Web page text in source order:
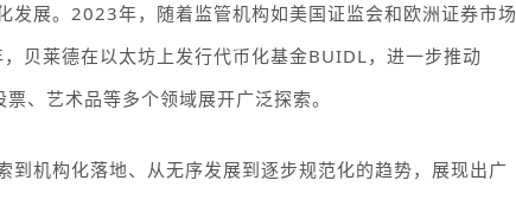
发展。 2023年，随着监管机构如美国证监会和欧洲证券市场
，贝莱德在以太坊上发行代币化基金BUIDL，进一步推动
、艺术品等多个领域展开广泛探索。
机构化落地、从无序发展到逐步规范化的趋势，展现出广